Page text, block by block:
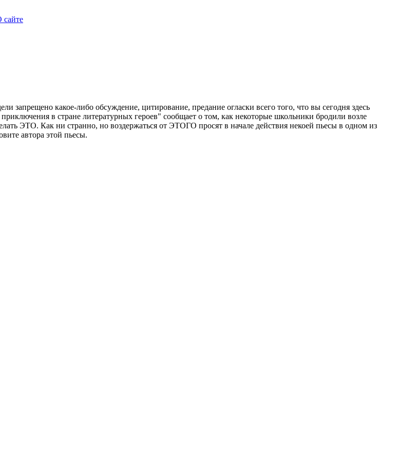
сайте
запрещено какое-либо обсуждение, цитирование, предание огласки всего того, что вы сегодня здесь
в стране литературных героев" сообщает о том, как некоторые школьники бродили возле
ЭТО. Как ни странно, но воздержаться от ЭТОГО просят в начале действия некоей пьесы в одном из
автора этой пьесы.